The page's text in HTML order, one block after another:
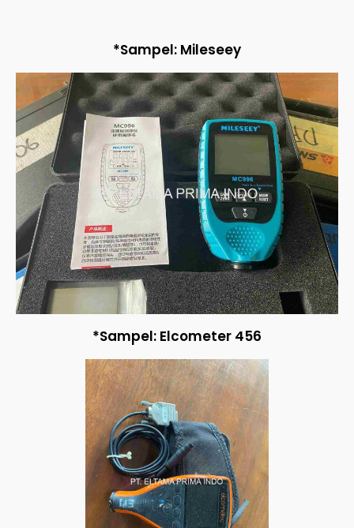
*Sampel: Mileseey
*Sampel: Elcometer 456